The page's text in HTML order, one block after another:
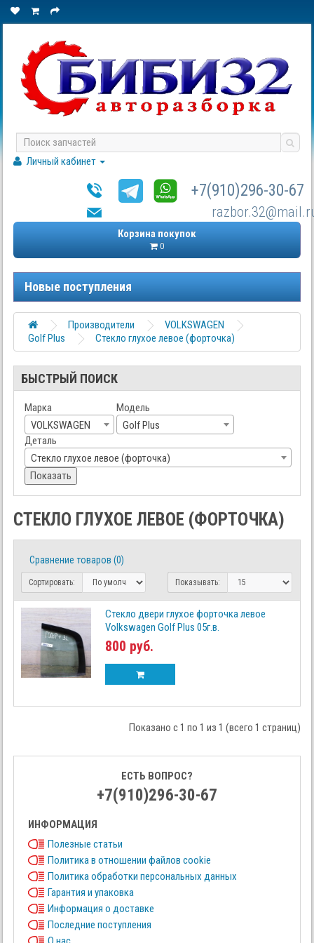
Личный кабинет
+7(910)296-30-67
Корзина покупок
0
Новые поступления
Производители
VOLKSWAGEN
Golf Plus
Стекло глухое левое (форточка)
БЫСТРЫЙ ПОИСК
Марка
VOLKSWAGEN
Модель
Golf Plus
Деталь
Стекло глухое левое (форточка)
Показать
СТЕКЛО ГЛУХОЕ ЛЕВОЕ (ФОРТОЧКА)
Сравнение товаров (0)
Сортировать: Показывать:
Стекло двери глухое форточка левое
Volkswagen Golf Plus 05г.в.
800 руб.
Показано с 1 по 1 из 1 (всего 1 страниц)
ЕСТЬ ВОПРОС?
+7(910)296-30-67
ИНФОРМАЦИЯ
Полезные статьи
Политика в отношении файлов cookie
Политика обработки персональных данных
Гарантия и упаковка
Информация о доставке
Последние поступления